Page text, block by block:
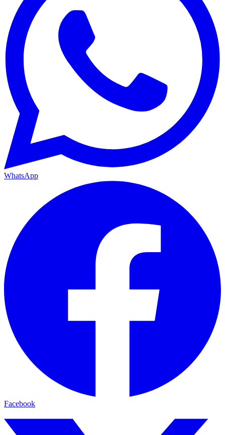
WhatsApp
Facebook